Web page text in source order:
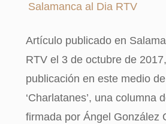
Salamanca al Dia RTV
Artículo publicado en
RTV el 3 de octubre de
publicación en este medio de
‘Charlatanes’, una columna
firmada por Ángel González